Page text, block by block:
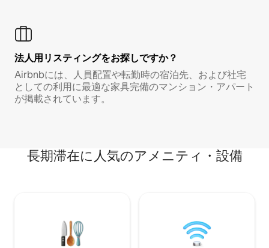
法人用リスティングをお探しですか？
Airbnbには、人員配置や転勤時の宿泊先、および社宅
としての利用に最適な家具完備のマンション・アパート
が掲載されています。
長期滞在に人気のアメニティ・設備